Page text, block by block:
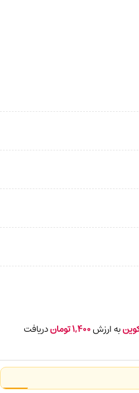
به ارزش1,400توماندریافت